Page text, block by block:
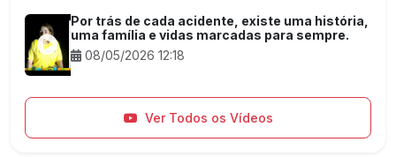
Por trás de cada acidente, existe uma história,
uma família e vidas marcadas para sempre.
08/05/2026 12:18
Ver Todos os Vídeos